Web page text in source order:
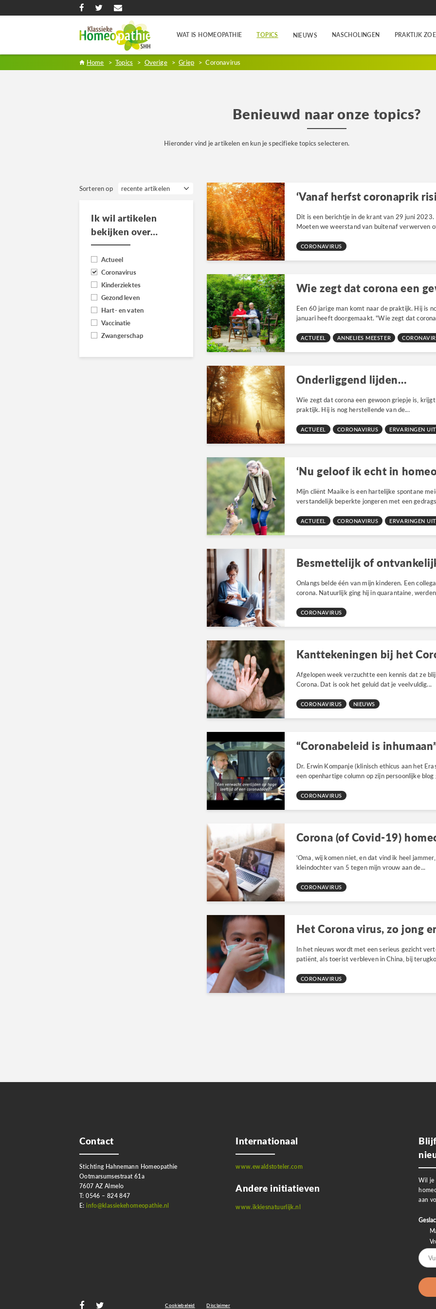
WAT IS HOMEOPATHIE TOPICS NIEUWS NASCHOLINGEN PRAKTIJK
Home > Topics > Overige > Griep > Coronavirus
Benieuwd naar onze topics?
Hieronder vind je artikelen en kun je specifieke topics selecteren.
Sorteren op
Ik wil artikelen
bekijken over…
Actueel
Coronavirus
Kinderziektes
Gezond leven
Hart- en vaten
Vaccinatie
Zwangerschap
‘Vanaf herfst coronaprik
Dit is een berichtje in de krant van 29 juni
Moeten we weerstand van buitenaf verwerven
CORONAVIRUS
Een 60 jarige man komt naar de praktijk. Hij is
januari heeft doorgemaakt. "Wie zegt dat
ACTUEEL ANNELIES MEESTER
Onderliggend lijden…
Wie zegt dat corona een gewoon griepje is,
praktijk. Hij is nog herstellende van de...
ACTUEEL CORONAVIRUS ERVARINGEN
‘Nu geloof ik echt in
Mijn cliënt Maaike is een hartelijke spontane
verstandelijk beperkte jongeren met een
ACTUEEL CORONAVIRUS ERVARINGEN
Besmettelijk of
Onlangs belde één van mijn kinderen. Een
corona. Natuurlijk ging hij in quarantaine,
CORONAVIRUS
Kanttekeningen bij het
Afgelopen week verzuchtte een kennis dat ze
Corona. Dat is ook het geluid dat je veelvuldig...
CORONAVIRUS NIEUWS
Dr. Erwin Kompanje (klinisch ethicus aan het
een openhartige column op zijn persoonlijke
CORONAVIRUS
Corona (of Covid-19)
‘Oma, wij komen niet, en dat vind ik heel
kleindochter van 5 tegen mijn vrouw aan de...
CORONAVIRUS
Het Corona virus, zo jong
In het nieuws wordt met een serieus gezicht
patiënt, als toerist verbleven in China, bij
CORONAVIRUS
Contact
Stichting Hahnemann Homeopathie
Ootmarsumsestraat 61a
7607 AZ Almelo
T: 0546 – 824 847
E:info@klassiekehomeopathie.nl
Internationaal
www.ewaldstoteler.com
Andere initiatieven
www.ikkiesnatuurlijk.nl
Cookiebeleid Disclaimer
Wil je
aan